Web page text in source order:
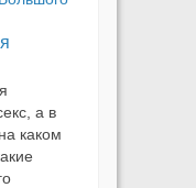
а в
каком